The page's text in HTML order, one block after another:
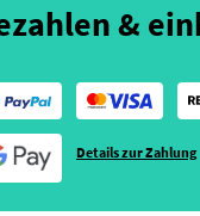
&
Details zur Zahlung